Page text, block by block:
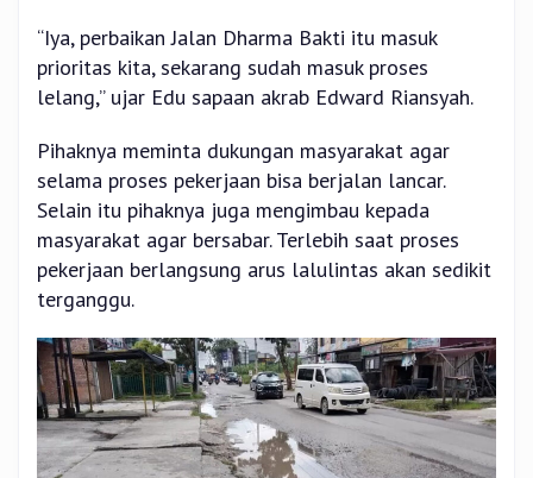
“Iya, perbaikan Jalan Dharma Bakti itu masuk
prioritas kita, sekarang sudah masuk proses
lelang,” ujar Edu sapaan akrab Edward Riansyah.
Pihaknya meminta dukungan masyarakat agar
selama proses pekerjaan bisa berjalan lancar.
Selain itu pihaknya juga mengimbau kepada
masyarakat agar bersabar. Terlebih saat proses
pekerjaan berlangsung arus lalulintas akan sedikit
terganggu.